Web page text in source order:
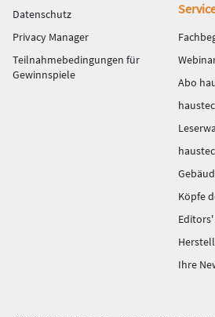
Datenschutz
Privacy Manager
Teilnahmebedingungen für
Gewinnspiele
Abo
Köpfe
Ihre